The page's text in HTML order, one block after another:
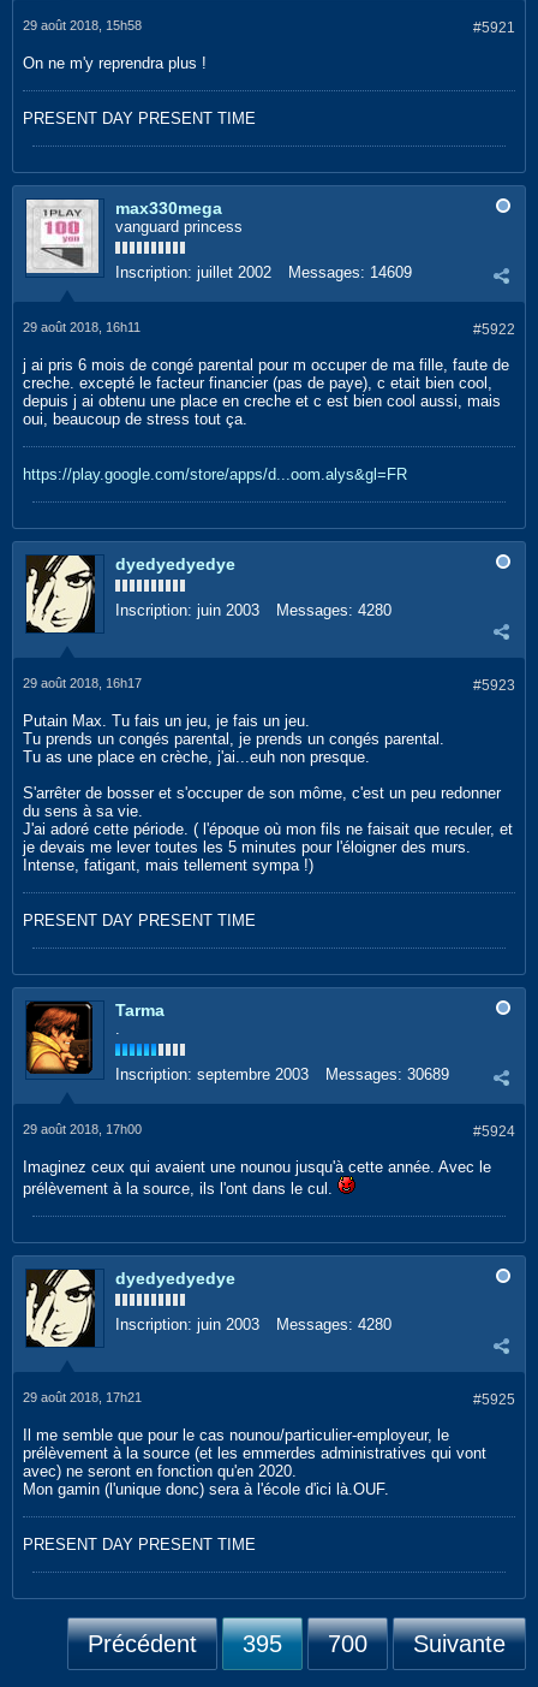
#5921
29 août 2018, 15h58
On ne m'y reprendra plus !
PRESENT DAY PRESENT TIME
max330mega
vanguard princess
Inscription: juillet 2002 Messages: 14609
#5922
29 août 2018, 16h11
j ai pris 6 mois de congé parental pour m occuper de ma fille, faute de
creche. excepté le facteur financier (pas de paye), c etait bien cool,
depuis j ai obtenu une place en creche et c est bien cool aussi, mais
oui, beaucoup de stress tout ça.
https://play.google.com/store/apps/d...oom.alys&gl=FR
dyedyedyedye
Inscription: juin 2003 Messages: 4280
#5923
29 août 2018, 16h17
Putain Max. Tu fais un jeu, je fais un jeu.
Tu prends un congés parental, je prends un congés parental.
Tu as une place en crèche, j'ai...euh non presque.
S'arrêter de bosser et s'occuper de son môme, c'est un peu redonner
du sens à sa vie.
J'ai adoré cette période. ( l'époque où mon fils ne faisait que reculer, et
je devais me lever toutes les 5 minutes pour l'éloigner des murs.
Intense, fatigant, mais tellement sympa !)
PRESENT DAY PRESENT TIME
Tarma
.
Inscription: septembre 2003 Messages: 30689
#5924
29 août 2018, 17h00
Imaginez ceux qui avaient une nounou jusqu'à cette année. Avec le
prélèvement à la source, ils l'ont dans le cul.
dyedyedyedye
Inscription: juin 2003 Messages: 4280
#5925
29 août 2018, 17h21
Il me semble que pour le cas nounou/particulier-employeur, le
prélèvement à la source (et les emmerdes administratives qui vont
avec) ne seront en fonction qu'en 2020.
Mon gamin (l'unique donc) sera à l'école d'ici là.OUF.
PRESENT DAY PRESENT TIME
Précédent 395 700 Suivante